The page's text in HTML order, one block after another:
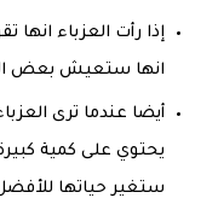
إذا رأت العزباء
انها ستعيش بعض
أيضا عندما ترى
يحتوي على كمية
ستغير حياتها